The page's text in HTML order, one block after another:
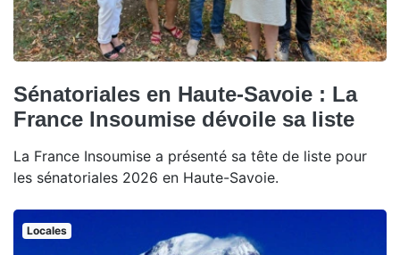
Sénatoriales en Haute-Savoie : La
France Insoumise dévoile sa liste
La France Insoumise a présenté sa tête de liste pour
les sénatoriales 2026 en Haute-Savoie.
Locales